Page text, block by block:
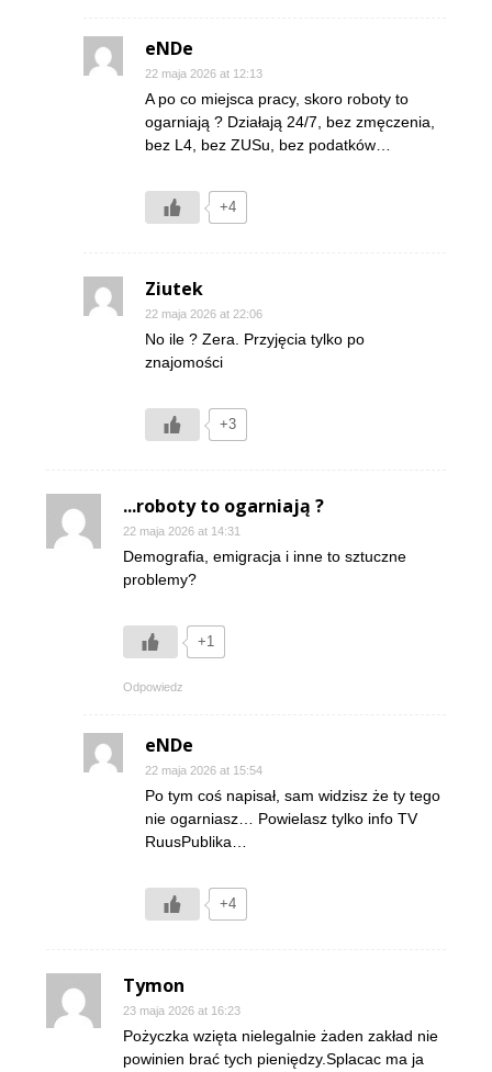
eNDe
22 maja 2026 at 12:13
A po co miejsca pracy, skoro roboty to
ogarniają ? Działają 24/7, bez zmęczenia,
bez L4, bez ZUSu, bez podatków…
+4
Ziutek
22 maja 2026 at 22:06
No ile ? Zera. Przyjęcia tylko po
znajomości
+3
...roboty to ogarniają ?
22 maja 2026 at 14:31
Demografia, emigracja i inne to sztuczne
problemy?
+1
Odpowiedz
eNDe
22 maja 2026 at 15:54
Po tym coś napisał, sam widzisz że ty tego
nie ogarniasz… Powielasz tylko info TV
RuusPublika…
+4
Tymon
23 maja 2026 at 16:23
Pożyczka wzięta nielegalnie żaden zakład nie
powinien brać tych pieniędzy.Splacac ma ja